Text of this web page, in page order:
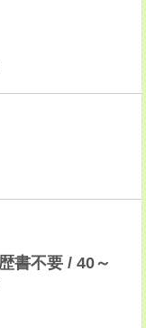
書不要 / 40～